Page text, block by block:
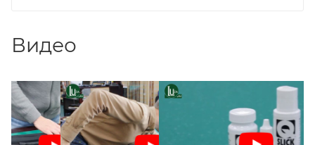
Видео